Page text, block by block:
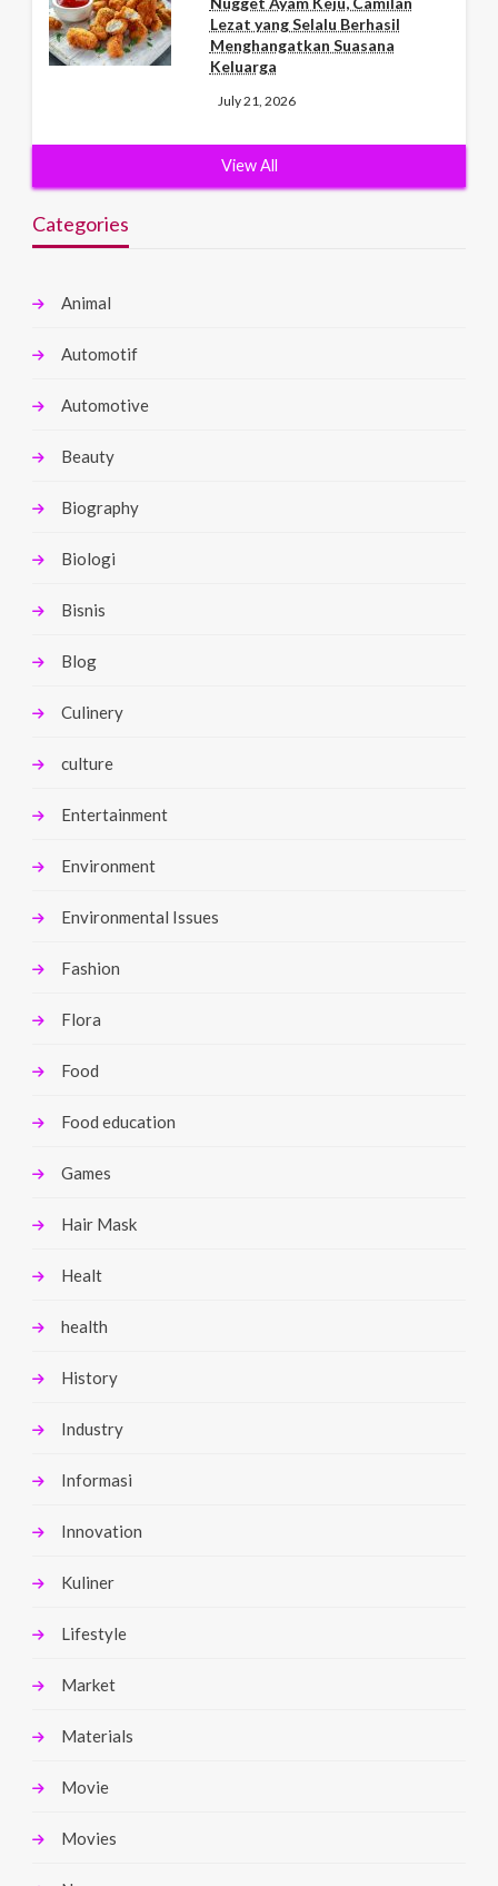
Lezat yang Selalu Berhasil
Menghangatkan Suasana
Keluarga
July 21, 2026
View All
Categories
Animal
Automotif
Automotive
Beauty
Biography
Biologi
Bisnis
Blog
Culinery
culture
Entertainment
Environment
Environmental Issues
Fashion
Flora
Food
Food education
Games
Hair Mask
Healt
health
History
Industry
Informasi
Innovation
Kuliner
Lifestyle
Market
Materials
Movie
Movies